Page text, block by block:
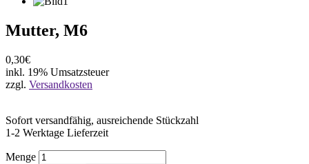
Mutter, M6
0,30€
inkl. 19% Umsatzsteuer
zzgl. Versandkosten
Sofort versandfähig, ausreichende Stückzahl
1-2 Werktage Lieferzeit
Menge